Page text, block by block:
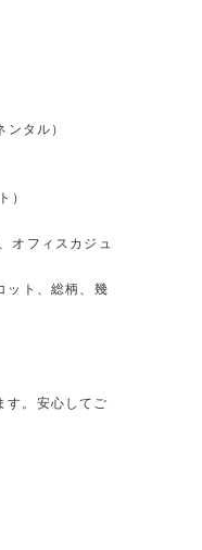
タル）
）
オフィスカジュ
ット、総柄、幾
す。安心してご